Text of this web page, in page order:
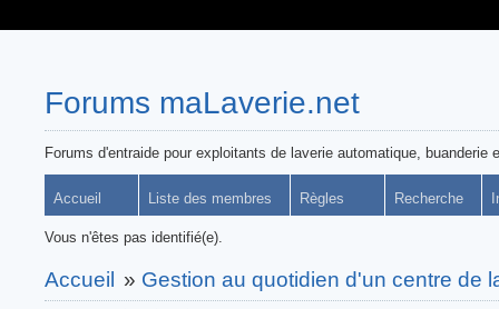
Forums maLaverie.net
Forums d'entraide pour exploitants de laverie automatique, buanderie
Accueil Liste des membres Règles Recherche
Vous n'êtes pas identifié(e).
Accueil » Gestion au quotidien d'un centre de